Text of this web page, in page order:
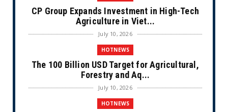
CP Group Expands Investment in High-Tech
Agriculture in Viet...
July 10, 2026
HOTNEWS
The 100 Billion USD Target for Agricultural,
Forestry and Aq...
July 10, 2026
HOTNEWS